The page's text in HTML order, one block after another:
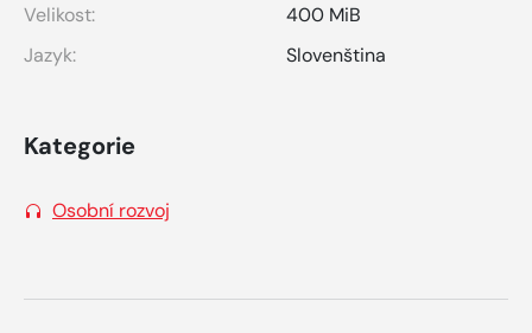
Velikost:
400 MiB
Jazyk:
Slovenština
Kategorie
Osobní rozvoj